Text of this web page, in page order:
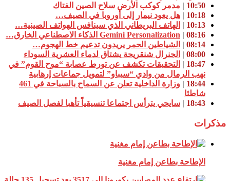
10:50
| مدمر كوكب الأرض سلاح الصين الفتاك
10:18
| هل يعود نيمار إلى أوروبا في الصيف…
10:13
| الهاتف البريطاني الذي سينافس الهواتف الصينية…
08:16
| Gemini Personalization الذكاء الاصطناعي الخارق…
08:14
| الشياطين الحمر يريدون تدعيم خط الهجوم…
08:00
| الجنرال شنقريحة يشتاق لدماء العشرية السوداء
18:47
| التحقيقات تكشف عن تورط عصابة “موح القوم” في
نهب الرمال من وادي “سيباو” لتمويل جماعات إرهابية
18:44
|
وزارة الداخلية تعلن عن السماح بالسباحة في 461
شاطئا
18:43
| سايحي يترأس اجتماعا تنسيقياً تأهبا لفصل الصيف
مذكرات
الإطاحة بطاعن إمام مغنية